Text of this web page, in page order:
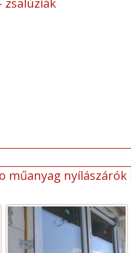
zsalúziák
műanyag nyílászárók